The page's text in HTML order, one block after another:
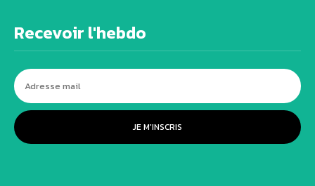
Recevoir l'hebdo
JE M'INSCRIS